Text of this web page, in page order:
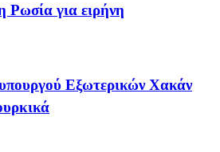
Ρωσία για ειρήνη
Εξωτερικών Χακάν